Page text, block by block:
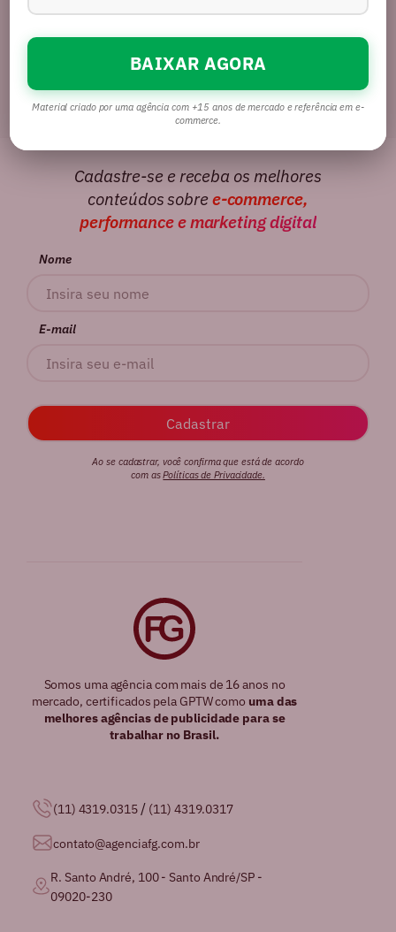
Ler artigo
Somos uma agência com mais de 16 anos no
mercado, certificados pela GPTW como uma das
melhores agências de publicidade para se
trabalhar no Brasil.
(11) 4319.0315 / (11) 4319.0317
contato@agenciafg.com.br
R. Santo André, 100 - Santo André/SP -
09020-230
Cadastre-se e receba os melhores
conteúdos sobree-commerce,
performance e marketing digital
Nome
E-mail
Ao se cadastrar, você confirma que está de acordo
com asPolíticas de Privacidade.
BAIXAR AGORA
Material criado por uma agência com +15 anos de mercado e referência em e-
commerce.